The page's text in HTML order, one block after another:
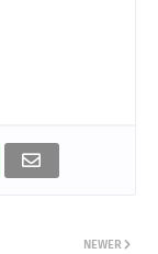
NEWER